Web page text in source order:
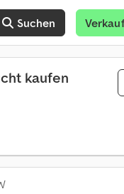
Suchen
kaufen